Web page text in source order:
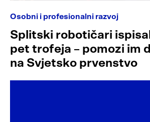
Osobni i profesionalni razvoj
Splitski robotičari
pet trofeja – pomozi im
na Svjetsko prvenstvo